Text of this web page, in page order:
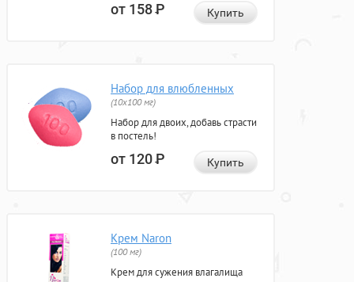
от 158Р Купить
Набор для влюбленных
(10х100 мг)
Набор для двоих, добавь страсти
в постель!
от 120Р Купить
Крем Naron
(100 мг)
Крем для сужения влагалища